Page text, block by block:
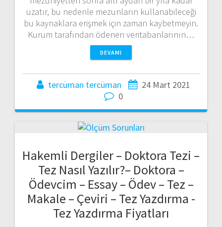
uzatır, bu nedenle mezunların kullanabileceği
bu kaynaklara erişmek için zaman kaybetmeyin.
Kurum tarafından ödenen veritabanlarının…
DEVAMI
tercüman tercüman
24 Mart 2021
0
Hakemli Dergiler – Doktora Tezi –
Tez Nasıl Yazılır?– Doktora –
Ödevcim – Essay – Ödev – Tez –
Makale – Çeviri – Tez Yazdırma -
Tez Yazdırma Fiyatları